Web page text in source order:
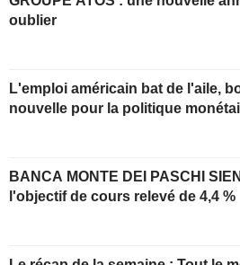
oublier
L'emploi américain bat de l'aile,
nouvelle pour la politique
BANCA MONTE DEI PASCHI
l'objectif de cours relevé de 4,4 %